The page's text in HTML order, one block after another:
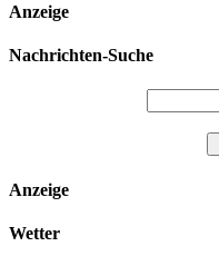
Anzeige
Nachrichten-Suche
Anzeige
Wetter